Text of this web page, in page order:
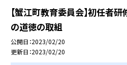
【蟹江町教育委員会】初任者研
の道徳の取組
公開日 2023/02/20
更新日 2023/02/20